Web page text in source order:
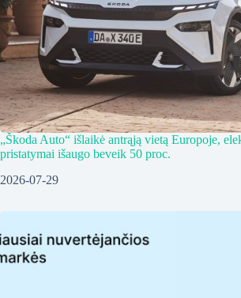
„Škoda Auto“ išlaikė antrąją vietą Europoje,
pristatymai išaugo beveik 50 proc.
2026-07-29